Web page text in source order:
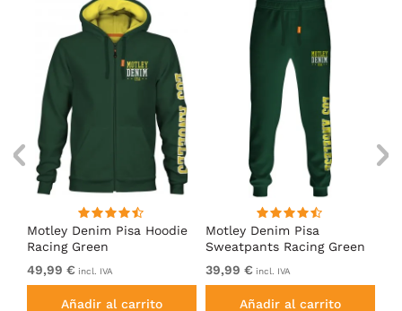
Motley Denim Pisa Hoodie
Racing Green
49,99 € incl. IVA
Añadir al carrito
Motley Denim Pisa
Sweatpants Racing Green
39,99 € incl. IVA
Añadir al carrito